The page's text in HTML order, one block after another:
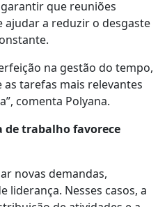
que reuniões
a reduzir o desgaste
na gestão do tempo,
tarefas mais relevantes
comenta Polyana.
de trabalho favorece
novas demandas,
liderança. Nesses casos, a